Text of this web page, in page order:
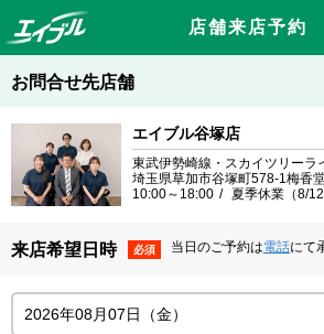
店舗来店予約
お問合せ先店舗
エイブル谷塚店
東武伊勢崎線・スカイツリーラ
埼玉県草加市谷塚町578-1梅香
10:00～18:00
夏季休業（8/
来店希望日時 必須 当日のご予約は電話にて